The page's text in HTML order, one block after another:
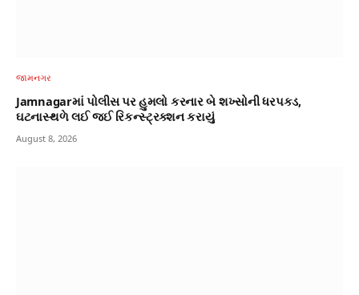
જામનગર
Jamnagarમાં પોલીસ પર હુમલો કરનાર બે શખ્સોની ધરપકડ,
ઘટનાસ્થળે લઈ જઈ રિકન્સ્ટ્રક્શન કરાયું
August 8, 2026